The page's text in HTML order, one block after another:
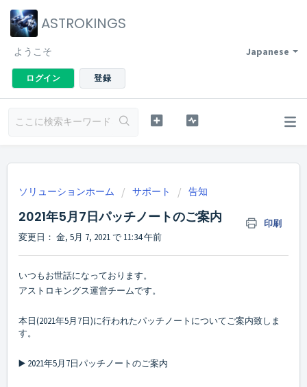
ASTROKINGS
Japanese
ようこそ
ログイン 登録
ソリューションホーム サポート 告知
2021年5月7日パッチノートのご案内 印刷
変更日： 金, 5月 7, 2021 で 11:34 午前
いつもお世話になっております。
アストロキングス運営チームです。
本日(2021年5月7日)に行われたパッチノートについてご案内致しま
す。
▶️ 2021年5月7日パッチノートのご案内